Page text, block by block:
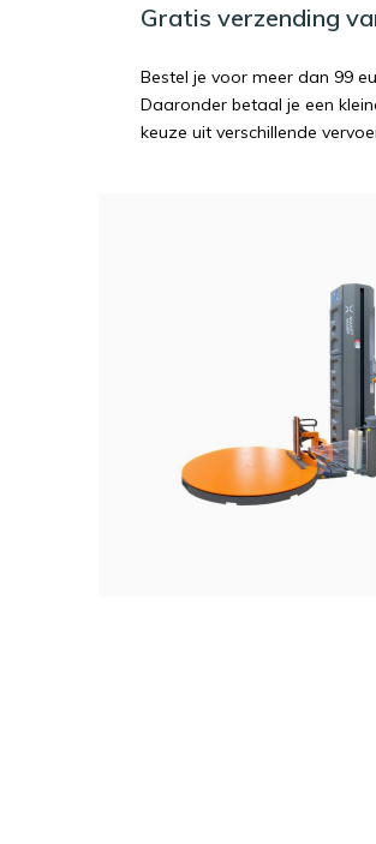
Gratis verzending
Bestel je voor meer dan 99
Daaronder betaal je een
keuze uit verschillende